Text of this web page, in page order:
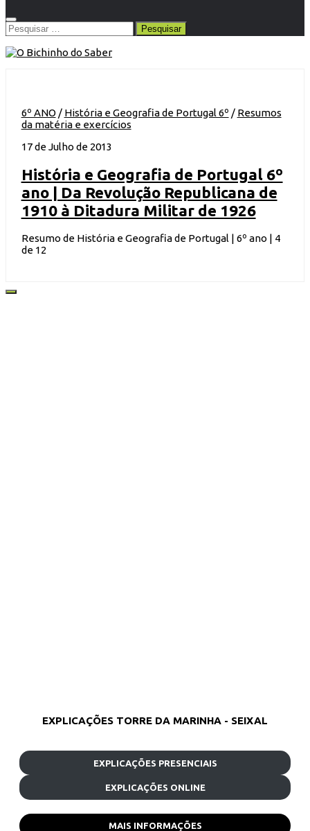
Pesquisar
por:
6º ANO / História e Geografia de Portugal 6º / Resumos
da matéria e exercícios
17 de Julho de 2013
História e Geografia de Portugal 6º
ano | Da Revolução Republicana de
1910 à Ditadura Militar de 1926
Resumo de História e Geografia de Portugal | 6º ano | 4
de 12
EXPLICAÇÕES TORRE DA MARINHA - SEIXAL
EXPLICAÇÕES PRESENCIAIS
EXPLICAÇÕES ONLINE
MAIS INFORMAÇÕES